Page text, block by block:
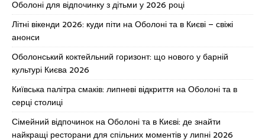
Оболоні для відпочинку з дітьми у 2026 році
Літні вікенди 2026: куди піти на Оболоні та в Києві – свіжі
анонси
Оболонський коктейльний горизонт: що нового у барній
культурі Києва 2026
Київська палітра смаків: липневі відкриття на Оболоні та в
серці столиці
Сімейний відпочинок на Оболоні та в Києві: де знайти
найкращі ресторани для спільних моментів у липні 2026